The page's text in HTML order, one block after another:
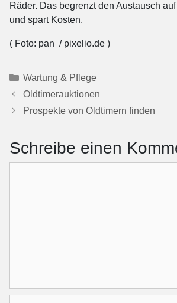
Räder. Das begrenzt den Austausch
und spart Kosten.
( Foto: pan / pixelio.de )
Kategorien
Wartung & Pflege
Oldtimerauktionen
Prospekte von Oldtimern finden
Schreibe einen